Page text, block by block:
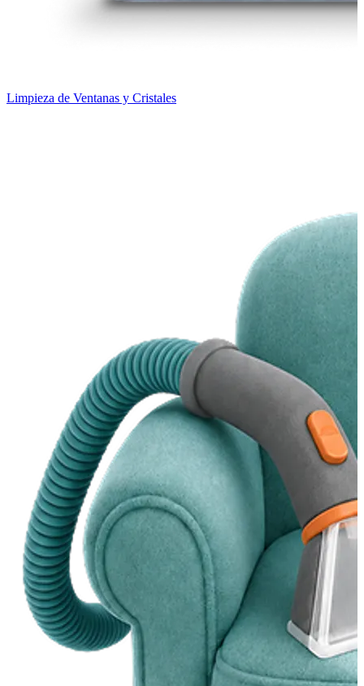
Limpieza de Ventanas y Cristales